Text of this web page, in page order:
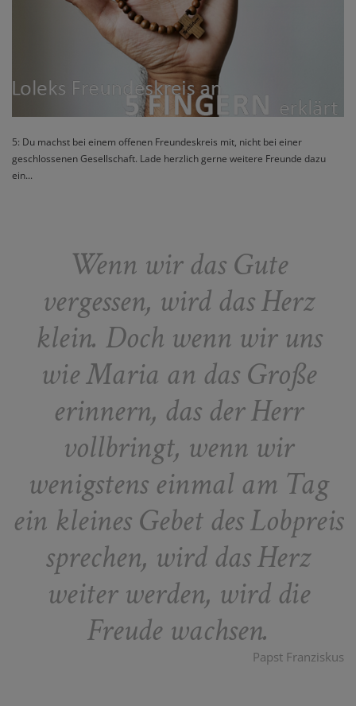
5: Du machst bei einem offenen Freundeskreis mit, nicht bei einer
geschlossenen Gesellschaft. Lade herzlich gerne weitere Freunde dazu
ein...
Wenn wir das Gute
vergessen, wird das Herz
klein. Doch wenn wir uns
wie Maria an das Große
erinnern, das der Herr
vollbringt, wenn wir
wenigstens einmal am Tag
ein kleines Gebet des Lobpreis
sprechen, wird das Herz
weiter werden, wird die
Freude wachsen.
Papst Franziskus